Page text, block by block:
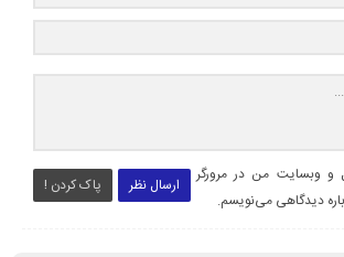
ارسال نظر پاک کردن !
و وبسایت من در مرورگر
دیدگاهی می‌نویسم.